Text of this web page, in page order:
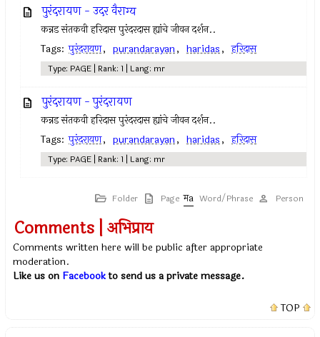
पुरंदरायण - उदर वैराग्य
कन्नड संतकवी हरिदास पुरंदरदास ह्यांचे जीवन दर्शन..
Tags: पुरंदरायण, purandarayan, haridas, हरिदास
Type: PAGE | Rank: 1 | Lang: mr
पुरंदरायण - पुरंदरायण
कन्नड संतकवी हरिदास पुरंदरदास ह्यांचे जीवन दर्शन..
Tags: पुरंदरायण, purandarayan, haridas, हरिदास
Type: PAGE | Rank: 1 | Lang: mr
Folder Page Word/Phrase Person
Comments | अभिप्राय
Comments written here will be public after appropriate
moderation.
Like us on Facebookto send us a private message.
TOP